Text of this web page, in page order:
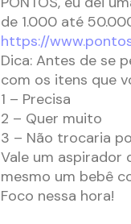
de 1.000 até
https://
Dica: Antes de se
com os itens que
1 – Precisa
2 – Quer muito
3 – Não trocaria
Vale um aspirador
mesmo um bebê
Foco nessa hora!